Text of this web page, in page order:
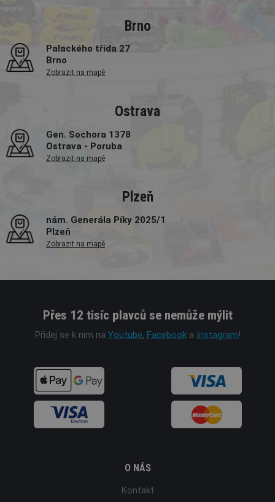
Brno
Palackého třída 27
Brno
Zobrazit na mapě
Ostrava
Gen. Sochora 1378
Ostrava - Poruba
Zobrazit na mapě
Plzeň
nám. Generála Píky 2025/1
Plzeň
Zobrazit na mapě
Přes 12 tisíc plavců se nemůže mýlit
Přidej se k nim na Youtube, Facebooka Instagram!
O NÁS
Kontakt